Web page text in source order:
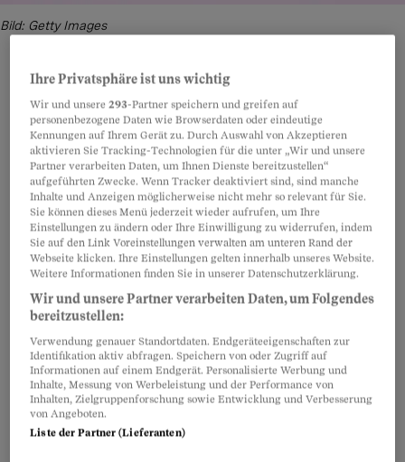
Bild: Getty Images
Anhören Merken Kommentare
Artikel teilen
Festgeld war klinisch tot. Die Wiedergeburt
fand im September 2022 statt. Die
Schweizerische Nationalbank machte Schluss
mit Negativzinsen – und es gab wiederZinsen
auf Spargeldern. Auch auf Festgeld, der
Alternative zum Sparkonto. Es kam zu einem
kleinen Run, bestätigen die angefragten Banken.
Die kleine Bank Avera spricht sogar von einer
«Zunahme um das Fünffache».
Anders als Sparzinsen reagiert Festgeld rasch
Ihre Privatsphäre ist uns wichtig
Wir und unsere293-Partner speichern und greifen auf
personenbezogene Daten wie Browserdaten oder eindeutige
Kennungen auf Ihrem Gerät zu. Durch Auswahl von Akzeptieren
aktivieren Sie Tracking-Technologien für die unter „Wir und unsere
Partner verarbeiten Daten, um Ihnen Dienste bereitzustellen“
aufgeführten Zwecke. Wenn Tracker deaktiviert sind, sind manche
Inhalte und Anzeigen möglicherweise nicht mehr so relevant für Sie.
Sie können dieses Menü jederzeit wieder aufrufen, um Ihre
Einstellungen zu ändern oder Ihre Einwilligung zu widerrufen, indem
Sie auf den Link Voreinstellungen verwalten am unteren Rand der
Webseite klicken. Ihre Einstellungen gelten innerhalb unseres Website.
Weitere Informationen finden Sie in unserer Datenschutzerklärung.
Wir und unsere Partner verarbeiten Daten, um Folgendes
bereitzustellen:
Verwendung genauer Standortdaten. Endgeräteeigenschaften zur
Identifikation aktiv abfragen. Speichern von oder Zugriff auf
Informationen auf einem Endgerät. Personalisierte Werbung und
Inhalte, Messung von Werbeleistung und der Performance von
Inhalten, Zielgruppenforschung sowie Entwicklung und Verbesserung
von Angeboten.
Liste der Partner (Lieferanten)